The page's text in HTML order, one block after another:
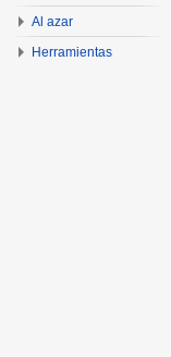
Al azar
Herramientas